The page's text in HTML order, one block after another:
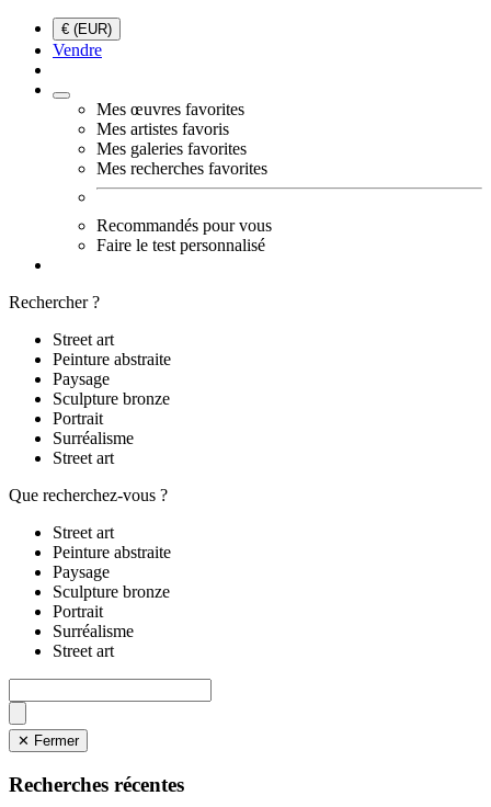
€ (EUR)
Vendre
Mes œuvres favorites
Mes artistes favoris
Mes galeries favorites
Mes recherches favorites
Recommandés pour vous
Faire le test personnalisé
Rechercher ?
Street art
Peinture abstraite
Paysage
Sculpture bronze
Portrait
Surréalisme
Street art
Que recherchez-vous ?
Street art
Peinture abstraite
Paysage
Sculpture bronze
Portrait
Surréalisme
Street art
✕ Fermer
Recherches récentes